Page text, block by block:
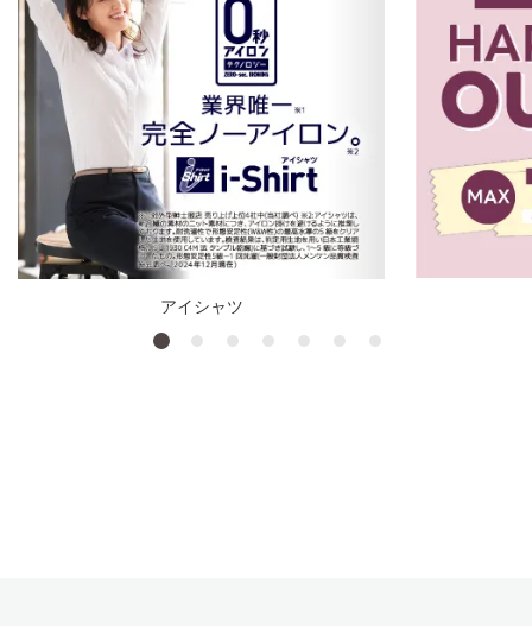
アイシャツ